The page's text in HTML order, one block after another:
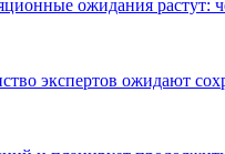
ожидания
экспертов ожидают